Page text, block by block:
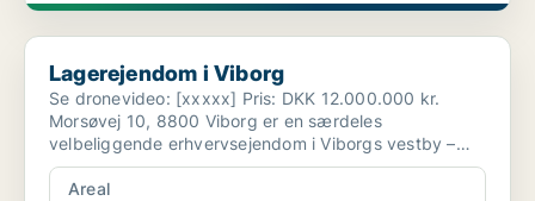
Lagerejendom i Viborg
Lagerejendom i Viborg
Se dronevideo: [xxxxx] Pris: DKK 12.000.000 kr.
Morsøvej 10, 8800 Viborg er en særdeles
velbeliggende erhvervsejendom i Viborgs vestby –
strategisk pla...
Areal